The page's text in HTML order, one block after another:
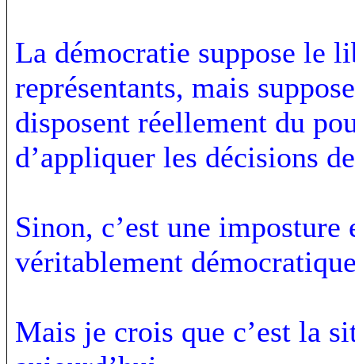
La démocratie suppose le
représentants, mais
disposent réellement du
d’appliquer les décisions
Sinon, c’est une imposture
véritablement
Mais je crois que c’est la